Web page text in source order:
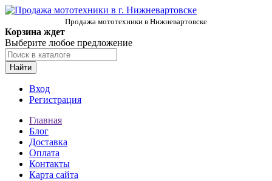
Продажа мототехники в Нижневартовске
Корзина ждет
Выберите любое предложение
Найти
Вход
Регистрация
Главная
Блог
Доставка
Оплата
Контакты
Карта сайта